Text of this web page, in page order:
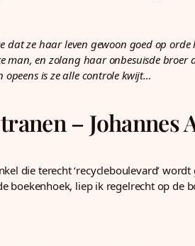
dat ze haar leven gewoon goed op
man, en zolang haar onbesuisde
is ze alle controle kwijt…
– Johannes
die terecht ‘recycleboulevard’
liep ik regelrecht op de